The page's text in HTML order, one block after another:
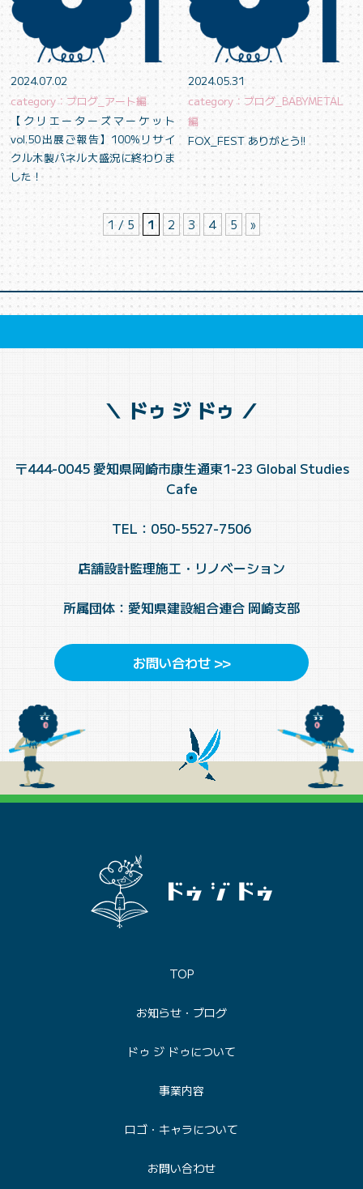
2024.07.02
category：ブログ_アート編
【クリエーターズマーケット
vol.50出展ご報告】100%リサイ
クル木製パネル大盛況に終わりま
した！
2024.05.31
category：ブログ_BABYMETAL
編
FOX_FEST ありがとう!!
1 / 5 1 2 3 4 5 »
＼ ドゥ ジ ドゥ ／
〒444-0045 愛知県岡崎市康生通東1-23 Global Studies
Cafe
TEL：050-5527-7506
店舗設計監理施工・リノベーション
所属団体：愛知県建設組合連合 岡崎支部
お問い合わせ >>
TOP
お知らせ・ブログ
ドゥ ジ ドゥについて
事業内容
ロゴ・キャラについて
お問い合わせ